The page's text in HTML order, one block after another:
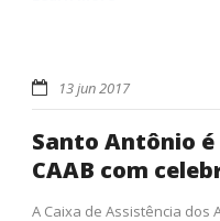
13 jun 2017
Santo Antônio
CAAB com
A Caixa de Assistência dos